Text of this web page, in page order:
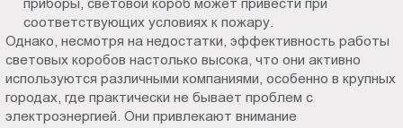
соответствующих условиях к пожару.
Однако, несмотря на недостатки, эффективность работы
световых коробов настолько высока, что они активно
используются различными компаниями, особенно в крупных
городах, где практически не бывает проблем с
электроэнергией. Они привлекают внимание